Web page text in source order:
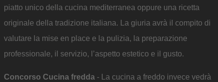
piatto unico della cucina mediterranea oppure una ricetta
originale della tradizione italiana. La giuria avrà il compito di
valutare la mise en place e la pulizia, la preparazione
professionale, il servizio, l’aspetto estetico e il gusto.
Concorso Cucina fredda - La cucina a freddo invece vedrà